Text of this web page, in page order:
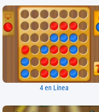
4 en Línea